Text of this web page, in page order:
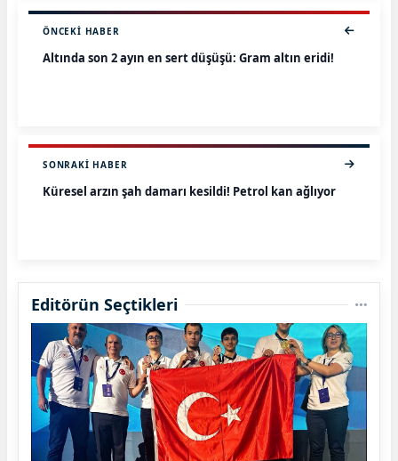
ÖNCEKI HABER
Altında son 2 ayın en sert düşüşü: Gram altın eridi!
SONRAKI HABER
Küresel arzın şah damarı kesildi! Petrol kan ağlıyor
Editörün Seçtikleri